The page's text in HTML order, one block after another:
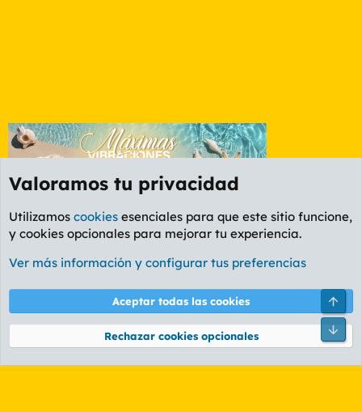
Etiquetas
Cookies
PL OLDSTYLE AMARILLO
Términos y reglas Política de privacidad Ayuda
Community platform by XenForo® © 2010-2026 XenForo Ltd.
Valoramos tu privacidad
Utilizamos cookies esenciales para que este sitio funcione,
y cookies opcionales para mejorar tu experiencia.
Ver más información y configurar tus preferencias
Aceptar todas las cookies
Rechazar cookies opcionales
Pie